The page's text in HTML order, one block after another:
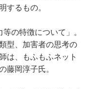
するもの。
の特徴について」。
型、加害者の思考の
は、もふもふネット
藤岡淳子氏。